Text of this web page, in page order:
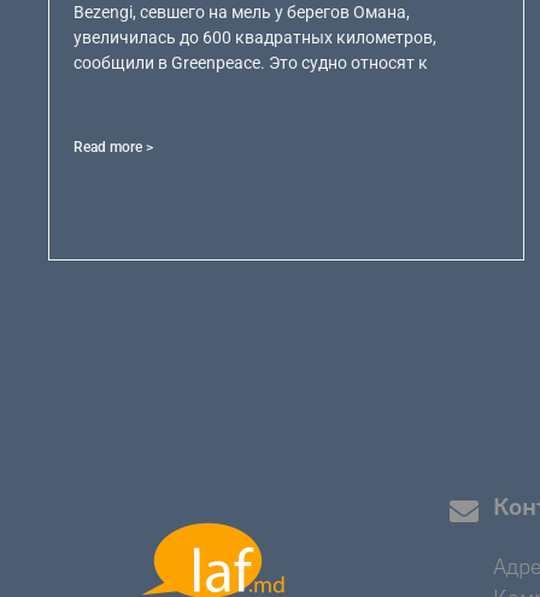
Bezengi, севшего на мель у берегов Омана,
увеличилась до 600 квадратных километров,
сообщили в Greenpeace. Это судно относят к
Read more >